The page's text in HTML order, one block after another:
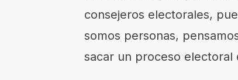
consejeros electorales,
somos personas,
sacar un proceso electoral